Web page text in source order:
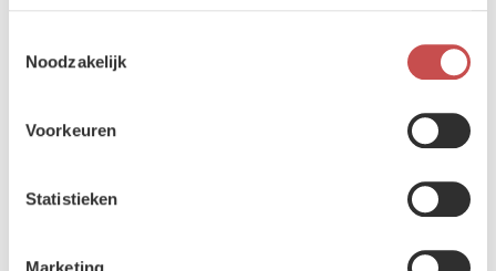
Noodzakelijk
Voorkeuren
Statistieken
Marketing